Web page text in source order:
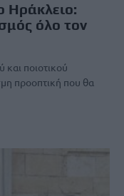
Ηράκλειο:
όλο τον
και ποιοτικού
προοπτική που θα